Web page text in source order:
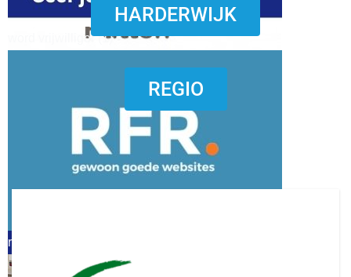
word vrijwilliger (1)
refreshed webdesign putten
HARDERWIJK
REGIO